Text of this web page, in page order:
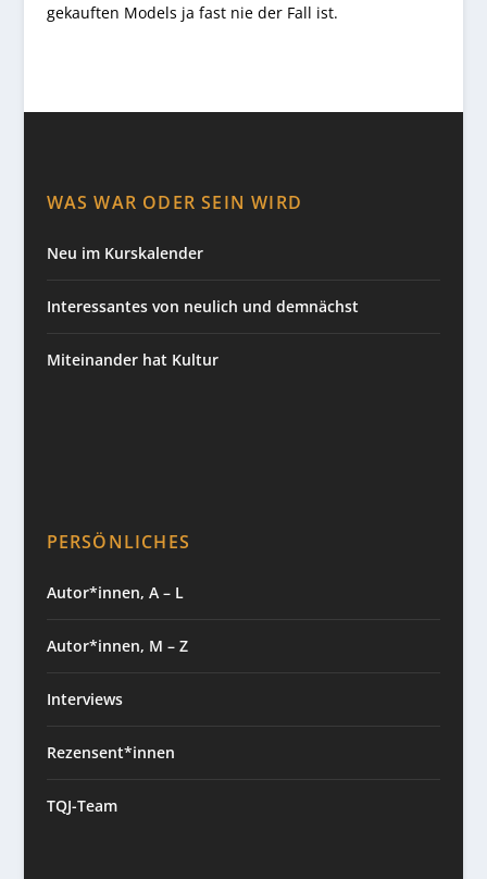
gekauften Models ja fast nie der Fall ist.
WAS WAR ODER SEIN WIRD
Neu im Kurskalender
Interessantes von neulich und demnächst
Miteinander hat Kultur
PERSÖNLICHES
Autor*innen, A – L
Autor*innen, M – Z
Interviews
Rezensent*innen
TQJ-Team